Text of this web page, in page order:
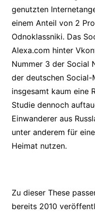
genutzten
einem Anteil von 2
Odnoklassniki. Das
Alexa.com hinter
Nummer 3 der Social
der deutschen
insgesamt kaum eine
Studie dennoch
Einwanderer aus
unter anderem für
Heimat nutzen.
Zu dieser These
bereits 2010